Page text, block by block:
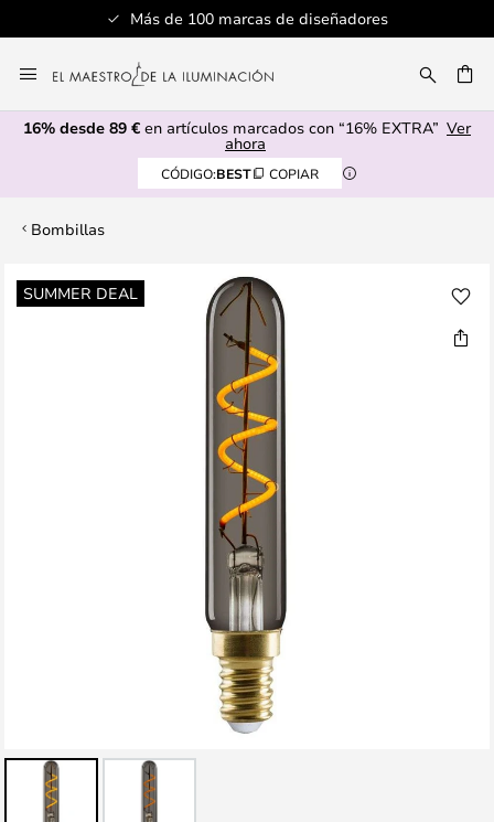
Más de 100 marcas de diseñadores
al
contenido
16% desde 89 € en artículos marcados con “16% EXTRA” Ver
ahora
CÓDIGO:BEST COPIAR
Bombillas
SUMMER DEAL
Saltar
al